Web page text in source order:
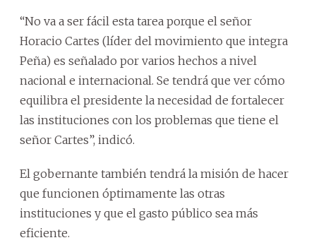
“No va a ser fácil esta tarea porque el señor
Horacio Cartes (líder del movimiento que integra
Peña) es señalado por varios hechos a nivel
nacional e internacional. Se tendrá que ver cómo
equilibra el presidente la necesidad de fortalecer
las instituciones con los problemas que tiene el
señor Cartes”, indicó.
El gobernante también tendrá la misión de hacer
que funcionen óptimamente las otras
instituciones y que el gasto público sea más
eficiente.